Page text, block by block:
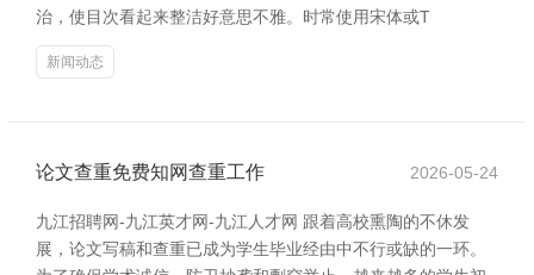
治，使目次看起来整洁好意思不雅。时常使用宋体或T
新闻动态
论文查重免费知网查重工作 2026-05-24
九江招聘网-九江英才网-九江人才网 跟着高校熏陶的不休发
展，论文写稿和查重已成为学生毕业经由中不行或缺的一环。